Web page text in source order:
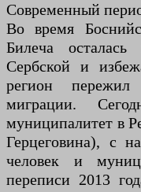
Современный
Во время
Билеча
Сербской и
регион
миграции.
муниципалитет в
Герцеговина), с
человек и
переписи 2013